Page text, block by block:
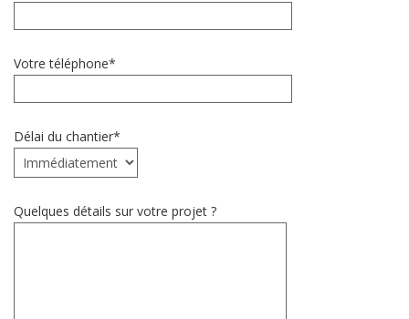
Votre téléphone*
Délai du chantier*
Quelques détails sur votre projet ?